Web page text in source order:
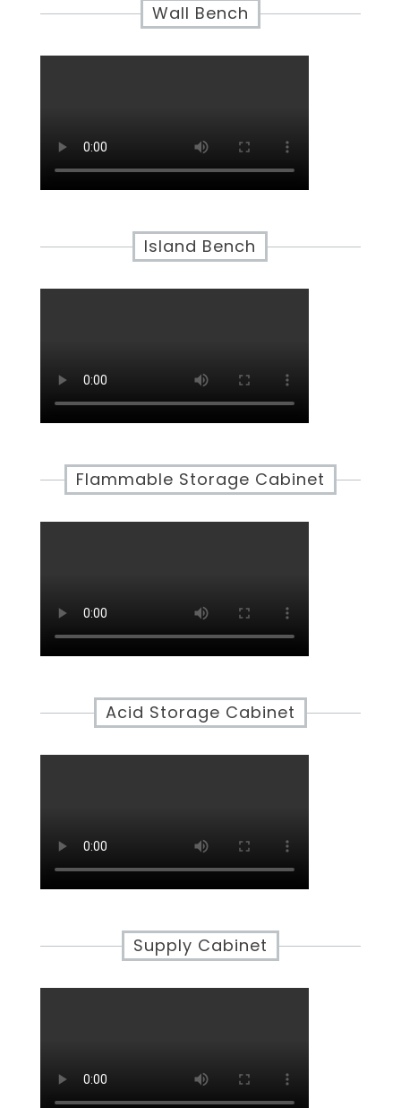
Wall Bench
Island Bench
Flammable Storage Cabinet
Acid Storage Cabinet
Supply Cabinet